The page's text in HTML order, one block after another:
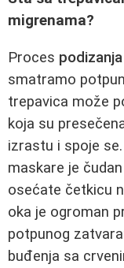
migrenama?
Proces
smatramo
trepavica može
koja su
izrastu i spoje
maskare je
osećate četkicu
oka je ogroman
potpunog
buđenja sa